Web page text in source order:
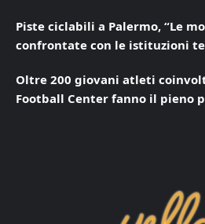
Piste ciclabili a Palermo, “Le
confrontate con le istituzioni
Oltre 200 giovani atleti
Football Center fanno il pieno